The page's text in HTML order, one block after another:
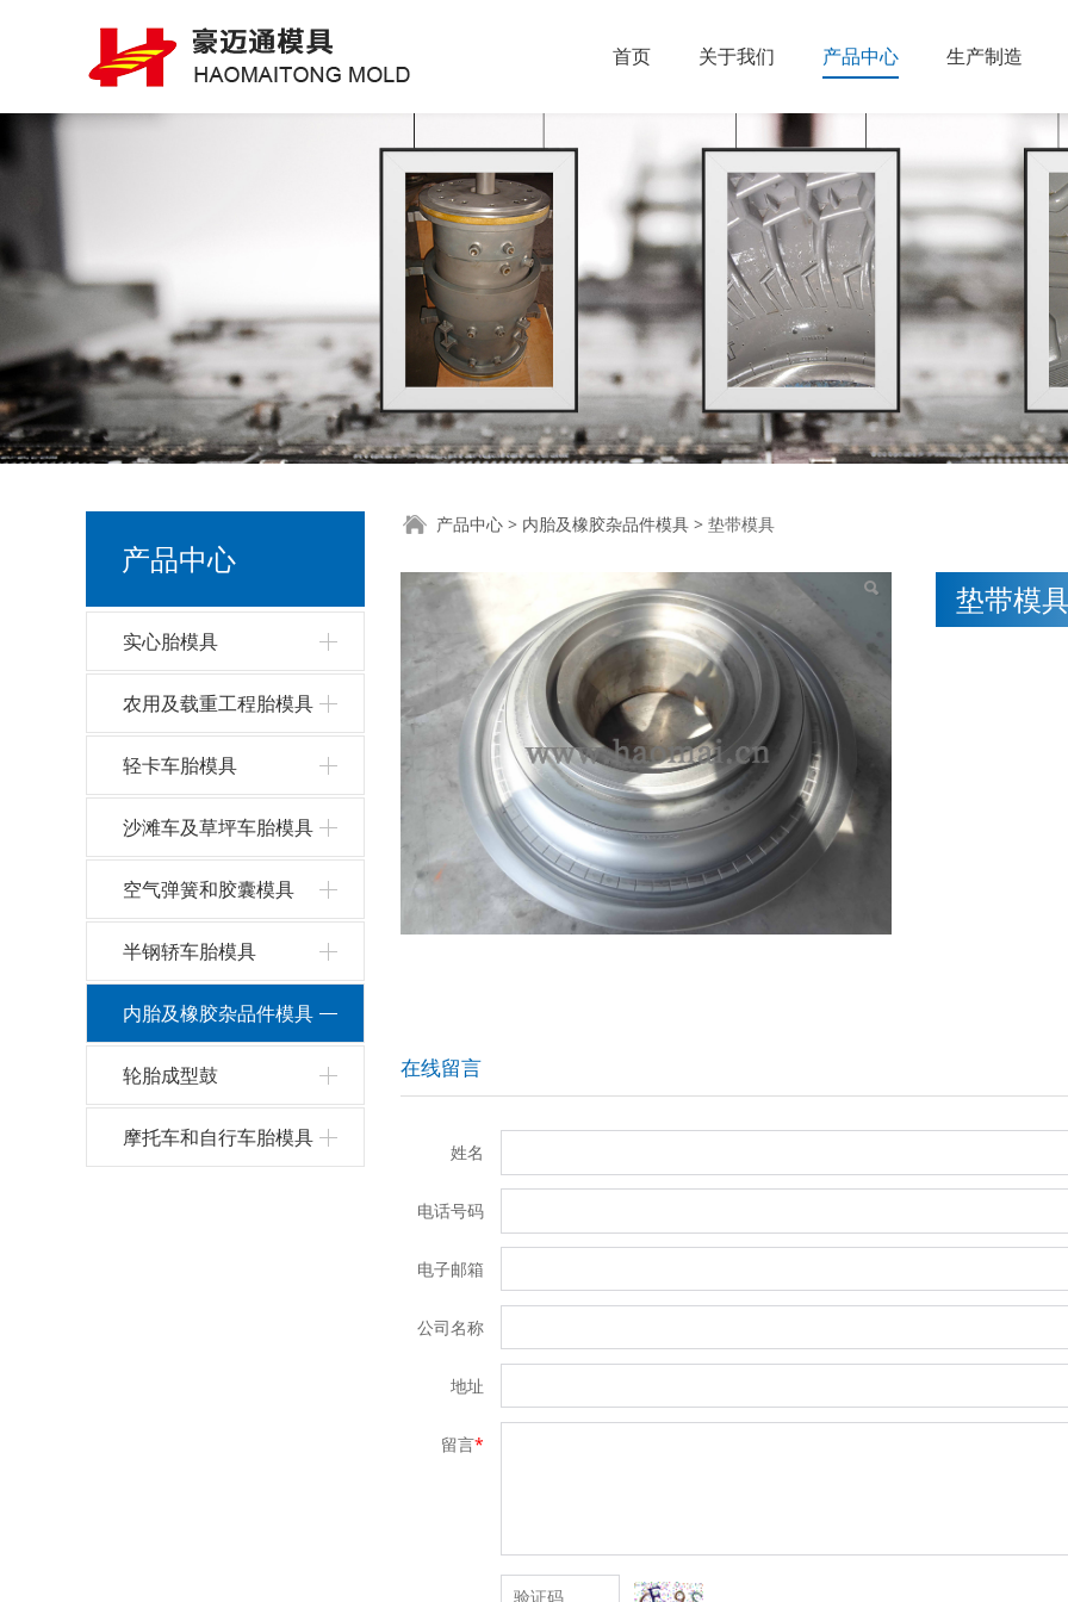
首页 关于我们 产品中心 生产制造
产品中心
实心胎模具
农用及载重工程胎模具
轻卡车胎模具
沙滩车及草坪车胎模具
空气弹簧和胶囊模具
半钢轿车胎模具
内胎及橡胶杂品件模具
轮胎成型鼓
摩托车和自行车胎模具
垫带模具
产品中心 > 内胎及橡胶杂品件模具 > 垫带模具
垫带模
在线留言
姓名
电话号码
电子邮箱
公司名称
地址
留言*